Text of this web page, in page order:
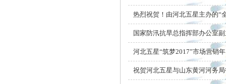
热烈祝贺！由河北五星主办的“
国家防汛抗旱总指挥部办公室
河北五星“筑梦2017”市场营销年
祝贺河北五星与山东黄河河务